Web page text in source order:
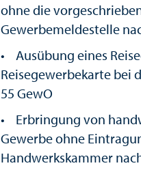
ohne die
Gewerbemeldestelle
• Ausübung eines
Reisegewerbekarte bei
55 GewO
• Erbringung von
Gewerbe ohne
Handwerkskammer